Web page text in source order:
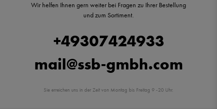
Wir helfen Ihnen gern weiter bei Fragen zu Ihrer Bestellung
und zum Sortiment.
+49307424933
mail@ssb-gmbh.com
Sie erreichen uns in der Zeit von Montag bis Freitag 9 -20 Uhr.